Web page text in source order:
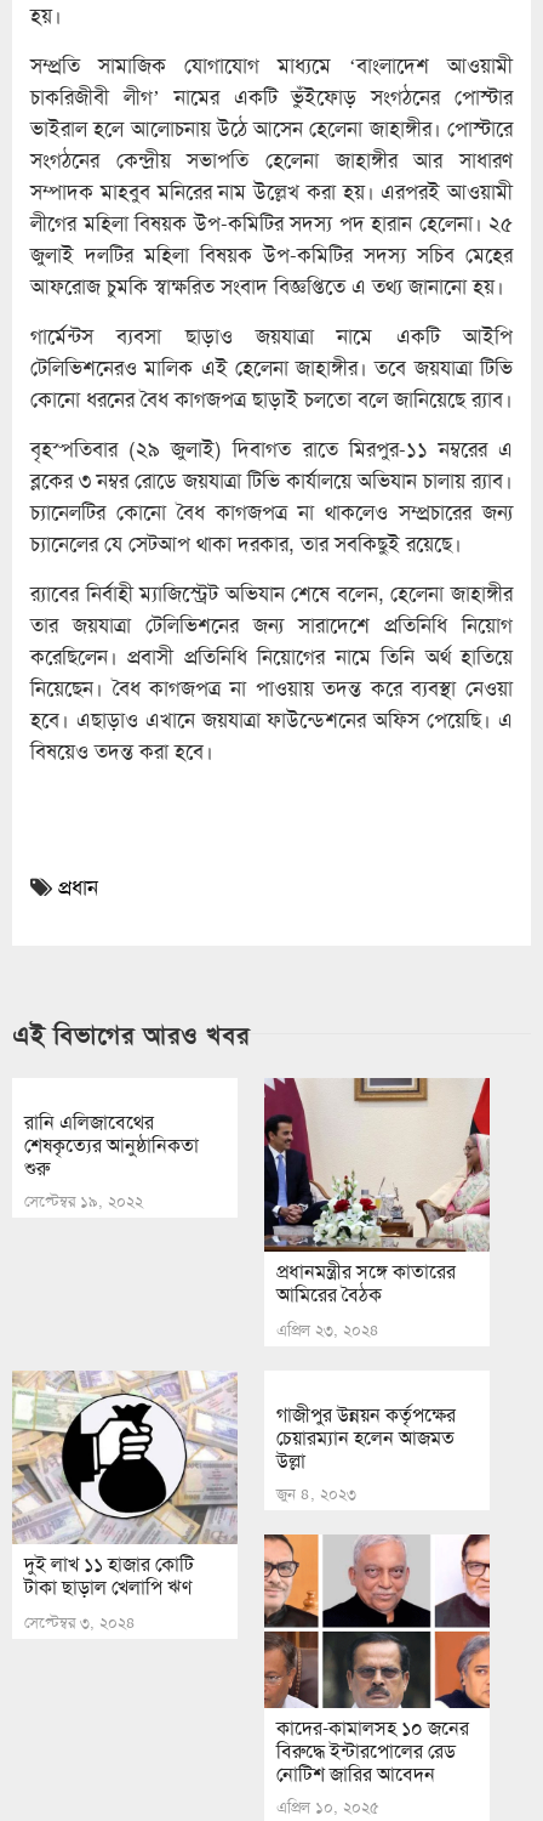
হয়।
সম্প্রতি সামাজিক যোগাযোগ মাধ্যমে ‘বাংলাদেশ আওয়ামী
চাকরিজীবী লীগ’ নামের একটি ভুঁইফোড় সংগঠনের পোস্টার
ভাইরাল হলে আলোচনায় উঠে আসেন হেলেনা জাহাঙ্গীর। পোস্টারে
সংগঠনের কেন্দ্রীয় সভাপতি হেলেনা জাহাঙ্গীর আর সাধারণ
সম্পাদক মাহবুব মনিরের নাম উল্লেখ করা হয়। এরপরই আওয়ামী
লীগের মহিলা বিষয়ক উপ-কমিটির সদস্য পদ হারান হেলেনা। ২৫
জুলাই দলটির মহিলা বিষয়ক উপ-কমিটির সদস্য সচিব মেহের
আফরোজ চুমকি স্বাক্ষরিত সংবাদ বিজ্ঞপ্তিতে এ তথ্য জানানো হয়।
গার্মেন্টস ব্যবসা ছাড়াও জয়যাত্রা নামে একটি আইপি
টেলিভিশনেরও মালিক এই হেলেনা জাহাঙ্গীর। তবে জয়যাত্রা টিভি
কোনো ধরনের বৈধ কাগজপত্র ছাড়াই চলতো বলে জানিয়েছে র‍্যাব।
বৃহস্পতিবার (২৯ জুলাই) দিবাগত রাতে মিরপুর-১১ নম্বরের এ
ব্লকের ৩ নম্বর রোডে জয়যাত্রা টিভি কার্যালয়ে অভিযান চালায় র‌্যাব।
চ্যানেলটির কোনো বৈধ কাগজপত্র না থাকলেও সম্প্রচারের জন্য
চ্যানেলের যে সেটআপ থাকা দরকার, তার সবকিছুই রয়েছে।
র‌্যাবের নির্বাহী ম্যাজিস্ট্রেট অভিযান শেষে বলেন, হেলেনা জাহাঙ্গীর
তার জয়যাত্রা টেলিভিশনের জন্য সারাদেশে প্রতিনিধি নিয়োগ
করেছিলেন। প্রবাসী প্রতিনিধি নিয়োগের নামে তিনি অর্থ হাতিয়ে
নিয়েছেন। বৈধ কাগজপত্র না পাওয়ায় তদন্ত করে ব্যবস্থা নেওয়া
হবে। এছাড়াও এখানে জয়যাত্রা ফাউন্ডেশনের অফিস পেয়েছি। এ
বিষয়েও তদন্ত করা হবে।
প্রধান
এই বিভাগের আরও খবর
রানি এলিজাবেথের
শেষকৃত্যের আনুষ্ঠানিকতা
শুরু
সেপ্টেম্বর ১৯, ২০২২
প্রধানমন্ত্রীর সঙ্গে কাতারের
আমিরের বৈঠক
এপ্রিল ২৩, ২০২৪
দুই লাখ ১১ হাজার কোটি
টাকা ছাড়াল খেলাপি ঋণ
সেপ্টেম্বর ৩, ২০২৪
গাজীপুর উন্নয়ন কর্তৃপক্ষের
চেয়ারম্যান হলেন আজমত
উল্লা
জুন ৪, ২০২৩
কাদের-কামালসহ ১০ জনের
বিরুদ্ধে ইন্টারপোলের রেড
নোটিশ জারির আবেদন
এপ্রিল ১০, ২০২৫